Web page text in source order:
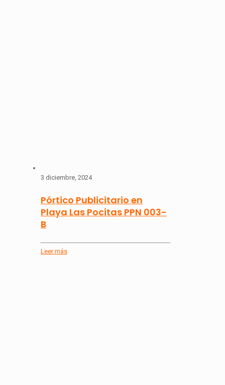
3 diciembre, 2024
Pórtico Publicitario en
Playa Las Pocitas PPN 003-
B
Leer más